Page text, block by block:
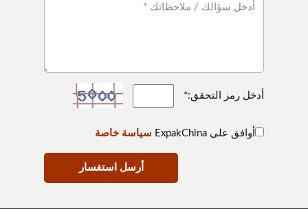
أدخل رمز التحقق:*
أوافق على ExpakChina سياسة خاصة
أرسل استفسار